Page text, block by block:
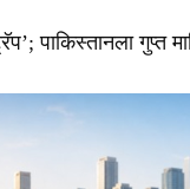
पाकिस्तानला गुप्त